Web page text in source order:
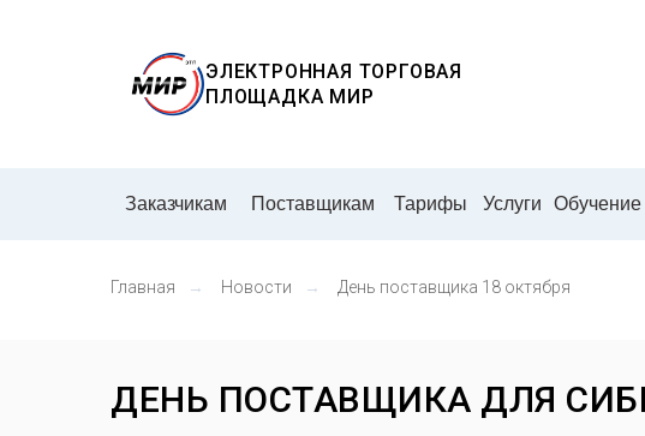
ЭЛЕКТРОННАЯ ТОРГОВАЯ
ПЛОЩАДКА МИР
Заказчикам Поставщикам Тарифы Услуги Обучение
Главная → Новости → День поставщика 18 октября
ДЕНЬ ПОСТАВЩИКА ДЛЯ